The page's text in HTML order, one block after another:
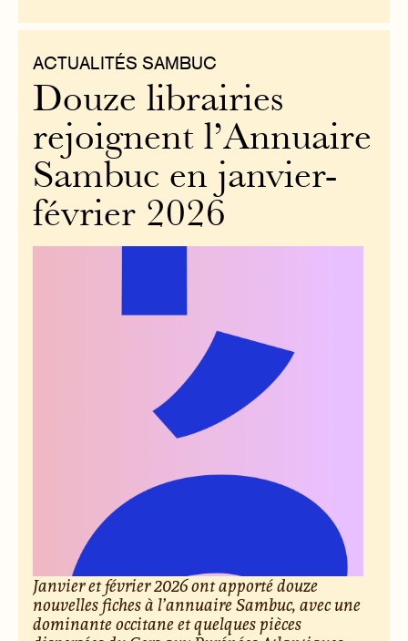
ACTUALITÉS SAMBUC
Douze librairies
rejoignent l’Annuaire
Sambuc en janvier-
février 2026
Janvier et février 2026 ont apporté douze
nouvelles fiches à l’annuaire Sambuc, avec une
dominante occitane et quelques pièces